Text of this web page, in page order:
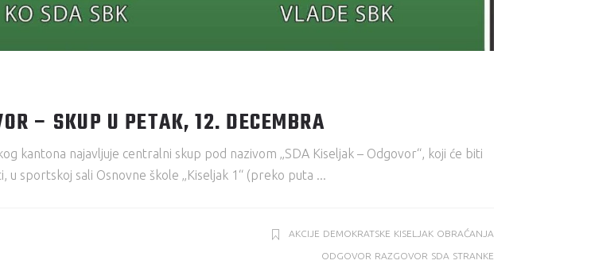
– SKUP U PETAK, 12. DECEMBRA
kantona najavljuje centralni skup pod nazivom „SDA Kiseljak – Odgovor“, koji će biti
sportskoj sali Osnovne škole „Kiseljak 1“ (preko puta
AKCIJE DEMOKRATSKE KISELJAK OBRAĆANJA
ODGOVOR RAZGOVOR SDA STRANKE